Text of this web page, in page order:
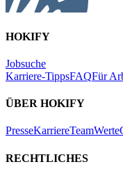
HOKIFY
Jobsuche
Karriere-TippsFAQFür
ÜBER HOKIFY
PresseKarriereTeamWerte
RECHTLICHES